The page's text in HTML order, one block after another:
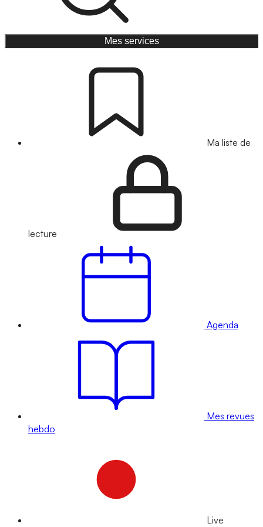
Mes services
Ma liste de
lecture
Agenda
Mes revues
hebdo
Live